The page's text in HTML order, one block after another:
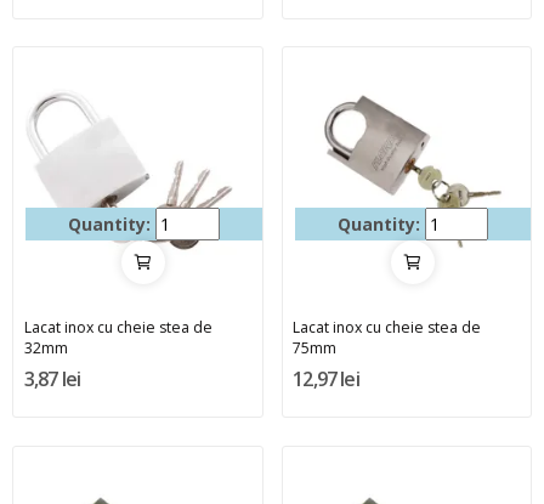
Quantity:
Lacat inox cu cheie stea de
32mm
3,87 lei
Quantity:
Lacat inox cu cheie stea de
75mm
12,97 lei